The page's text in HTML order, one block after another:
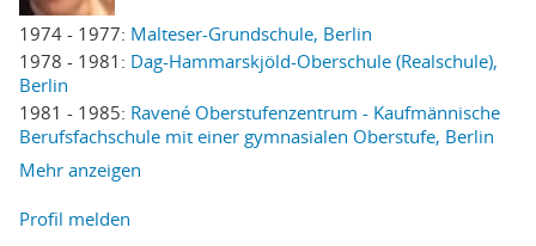
1974 - 1977: Malteser-Grundschule, Berlin
1978 - 1981: Dag-Hammarskjöld-Oberschule (Realschule),
Berlin
1981 - 1985: Ravené Oberstufenzentrum - Kaufmännische
Berufsfachschule mit einer gymnasialen Oberstufe, Berlin
Mehr anzeigen
Profil melden